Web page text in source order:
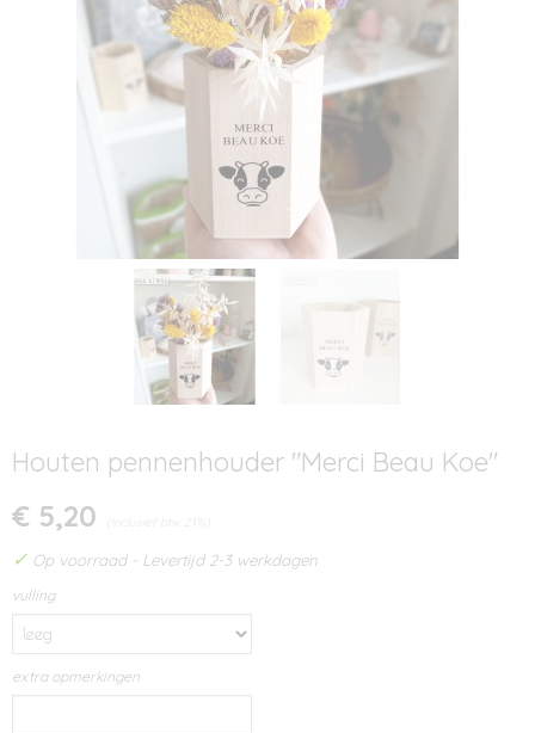
Houten pennenhouder "Merci Beau Koe"
€ 5,20 (inclusief btw 21%)
✓ Op voorraad - Levertijd 2-3 werkdagen
vulling
extra opmerkingen